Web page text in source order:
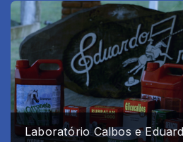
Laboratório Calbos e
Eduardo Araújo lança